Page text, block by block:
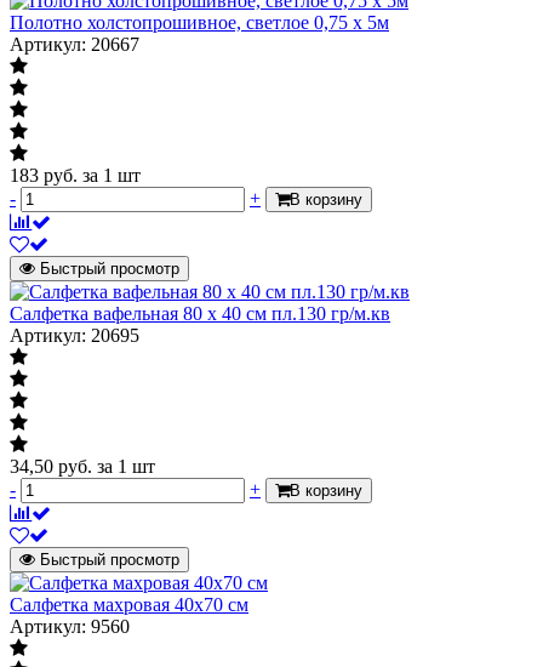
Полотно холстопрошивное, светлое 0,75 х 5м
Артикул: 20667
183 руб. за 1 шт
-
+ В корзину
Быстрый просмотр
Салфетка вафельная 80 х 40 см пл.130 гр/м.кв
Артикул: 20695
34,50 руб. за 1 шт
-
+ В корзину
Быстрый просмотр
Салфетка махровая 40х70 см
Артикул: 9560